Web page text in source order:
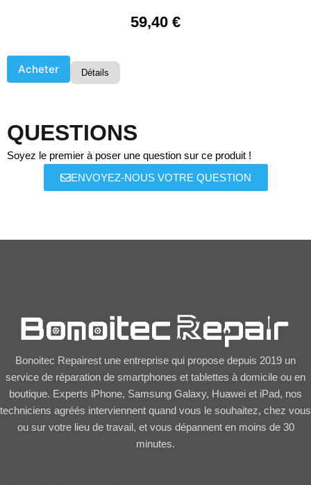
59,40 €
Acheter Détails
QUESTIONS
Soyez le premier à poser une question sur ce produit !
ENVOYEZ-NOUS VOTRE QUESTION
Bonoitec Repairest une entreprise qui propose depuis 2019 un
service de réparation de smartphones et tablettes à domicile ou en
boutique. Experts iPhone, Samsung Galaxy, Huawei et iPad, nos
techniciens agréés interviennent quand vous le souhaitez, chez vous
ou sur votre lieu de travail, et vous dépannent en moins de 30
minutes.